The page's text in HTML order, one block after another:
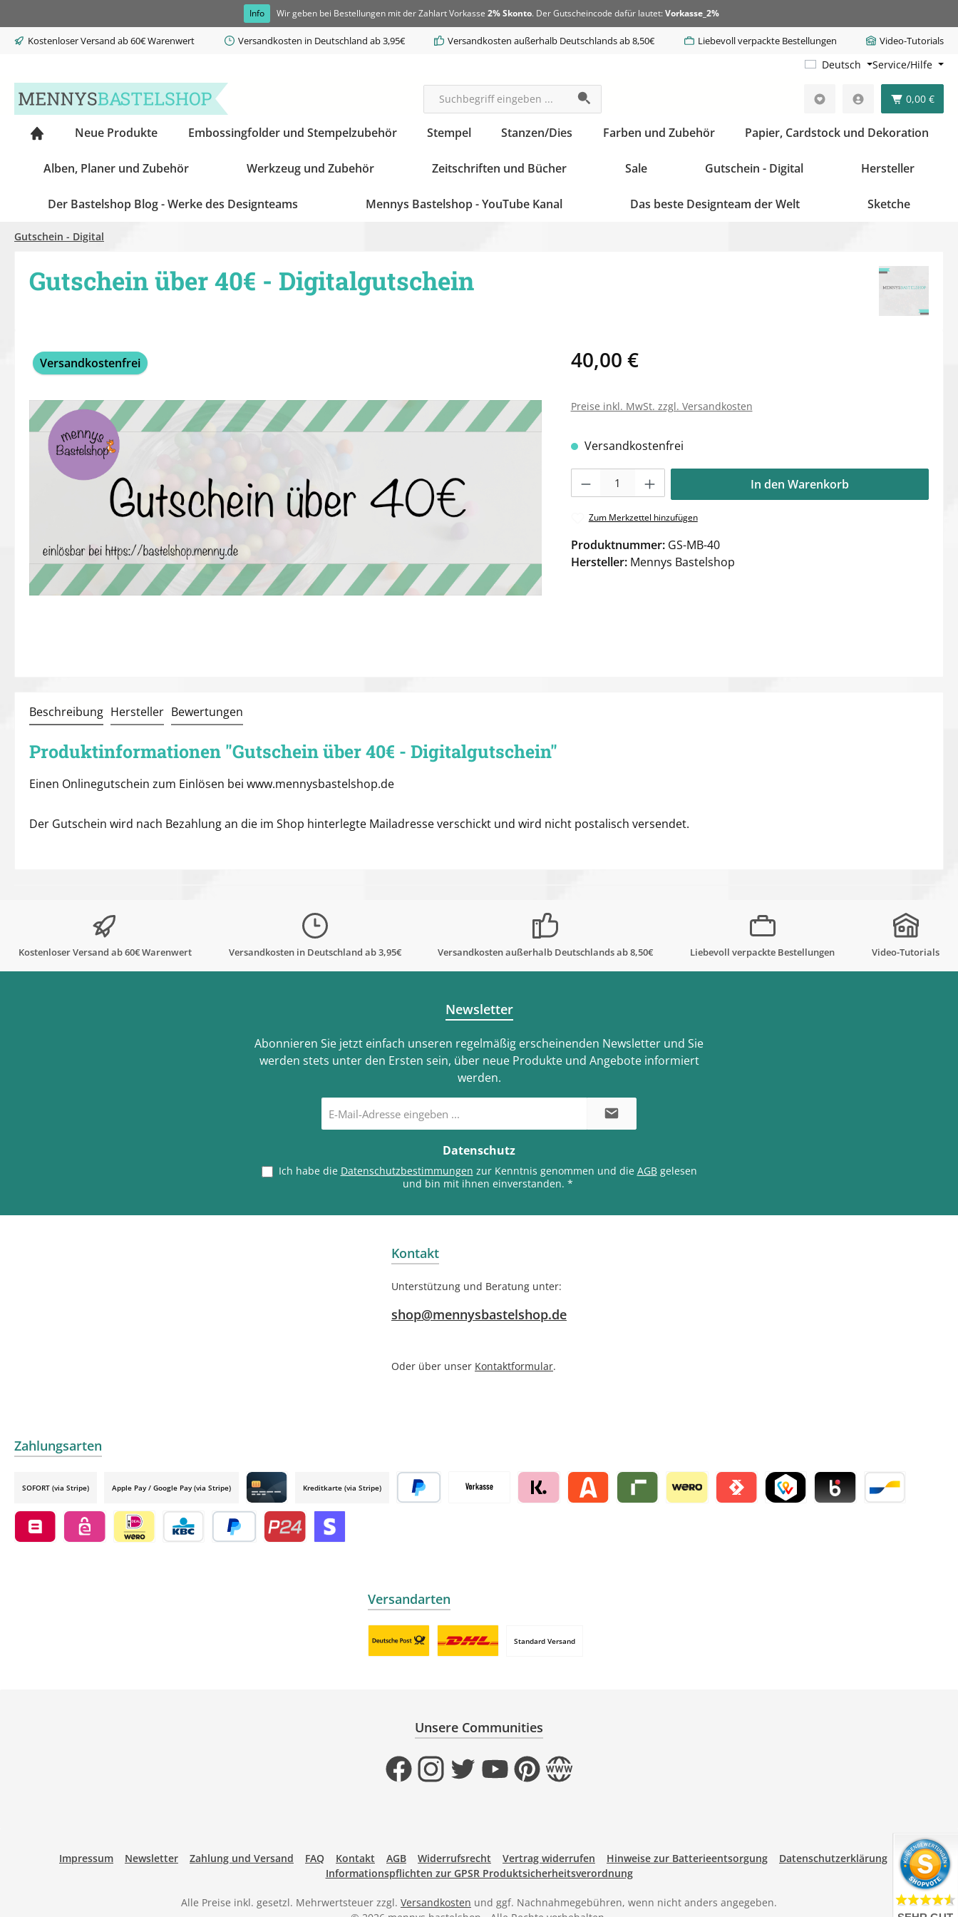
Info Wir geben bei Bestellungen mit der Zahlart Vorkasse 2% Skonto. Der Gutscheincode dafür lautet: Vorkasse_2%
Kostenloser Versand ab 60€ Warenwert Versandkosten in Deutschland ab 3,95€ Versandkosten außerhalb Deutschlands ab 8,50€ Liebevoll verpackte Bestellungen Video-Tutorials
Deutsch Service/Hilfe
0,00 €
Neue Produkte Embossingfolder und Stempelzubehör Stempel Stanzen/Dies Farben und Zubehör Papier, Cardstock und Dekoration
Alben, Planer und Zubehör Werkzeug und Zubehör Zeitschriften und Bücher Sale Gutschein - Digital Hersteller
Der Bastelshop Blog - Werke des Designteams Mennys Bastelshop - YouTube Kanal Das beste Designteam der Welt Sketche
Gutschein - Digital
Gutschein über 40€ - Digitalgutschein
Bildergalerie überspringen
Versandkostenfrei 40,00 €
Preise inkl. MwSt. zzgl. Versandkosten
Versandkostenfrei
In den Warenkorb
Zum Merkzettel hinzufügen
Produktnummer: GS-MB-40
Hersteller: Mennys Bastelshop
Beschreibung Hersteller Bewertungen
Produktinformationen "Gutschein über 40€ - Digitalgutschein"
Einen Onlinegutschein zum Einlösen bei www.mennysbastelshop.de
Der Gutschein wird nach Bezahlung an die im Shop hinterlegte Mailadresse verschickt und wird nicht postalisch versendet.
Kostenloser Versand ab 60€ Warenwert Versandkosten in Deutschland ab 3,95€ Versandkosten außerhalb Deutschlands ab 8,50€ Liebevoll verpackte Bestellungen Video-Tutorials
Newsletter
Abonnieren Sie jetzt einfach unseren regelmäßig erscheinenden Newsletter und Sie
werden stets unter den Ersten sein, über neue Produkte und Angebote informiert
werden.
Mail-
Adresse
Datenschutz
Ich habe die Datenschutzbestimmungen zur Kenntnis genommen und die AGBgelesen
und bin mit ihnen einverstanden. *
Kontakt
Unterstützung und Beratung unter:
shop@mennysbastelshop.de
Oder über unser Kontaktformular.
Zahlungsarten
SOFORT (via Stripe) Apple Pay / Google Pay (via Stripe)
Credit card by mollie
Kreditkarte (via Stripe)
Versandarten
Standard Versand
Unsere Communities
FacebookInstagramTwitterYouTubePinterestWebsite
Impressum Newsletter Zahlung und Versand FAQ Kontakt AGB Widerrufsrecht Vertrag widerrufen Hinweise zur Batterieentsorgung
Datenschutzerklärung
Informationspflichten zur GPSR Produktsicherheitsverordnung
Alle Preise inkl. gesetzl. Mehrwertsteuer zzgl. Versandkosten und ggf. Nachnahmegebühren, wenn nicht anders angegeben.